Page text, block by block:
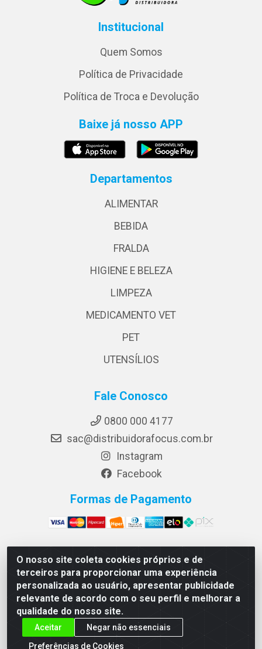
O nosso site coleta cookies próprios e de
terceiros para proporcionar uma experiência
personalizada ao usuário, apresentar publicidade
relevante de acordo com o seu perfil e melhorar a
qualidade do nosso site.
Aceitar
Negar não essenciais
Preferências de Cookies
Institucional
Quem Somos
Política de Privacidade
Política de Troca e Devolução
Baixe já nosso APP
Departamentos
ALIMENTAR
BEBIDA
FRALDA
HIGIENE E BELEZA
LIMPEZA
MEDICAMENTO VET
PET
UTENSÍLIOS
Fale Conosco
0800 000 4177
sac@distribuidorafocus.com.br
Instagram
Facebook
Formas de Pagamento
Focus Distribuidora LTDA - Rua Republica Eslovaca, 1121
- Muribeca, Jaboatão dos Guararapes/PE - CEP 54350-
195 - CNPJ 10.960.053/0001-08